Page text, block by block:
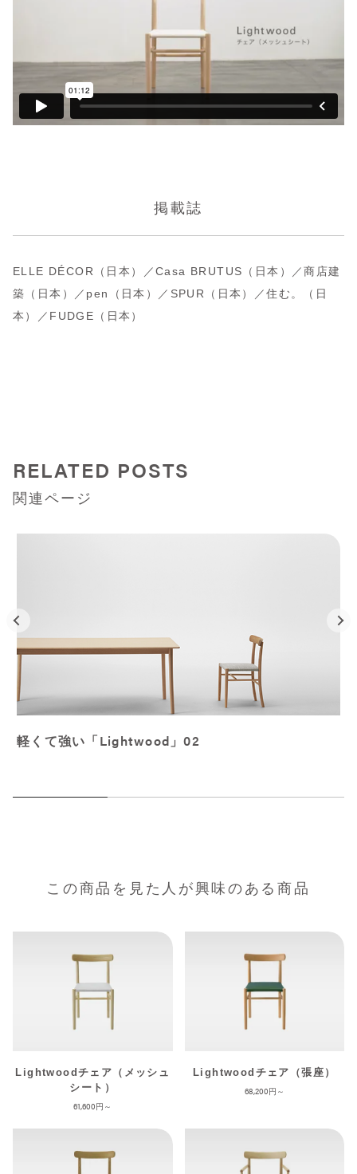
掲載誌
ELLE DÉCOR（日本）／Casa BRUTUS（日本）／商店建
築（日本）／pen（日本）／SPUR（日本）／住む。（日
本）／FUDGE（日本）
RELATED POSTS
関連ページ
軽くて強い「Lightwood」02
この商品を見た人が興味のある商品
Lightwoodチェア（メッシュ
シート）
61,600
Lightwoodチェア（張座）
68,200